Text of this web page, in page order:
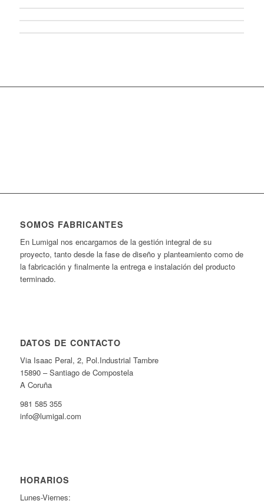
SOMOS FABRICANTES
En Lumigal nos encargamos de la gestión integral de su
proyecto, tanto desde la fase de diseño y planteamiento como de
la fabricación y finalmente la entrega e instalación del producto
terminado.
DATOS DE CONTACTO
Via Isaac Peral, 2, Pol.Industrial Tambre
15890 – Santiago de Compostela
A Coruña
981 585 355
info@lumigal.com
HORARIOS
Lunes-Viernes: